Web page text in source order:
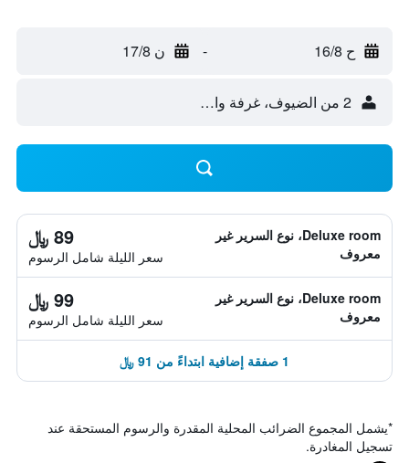
ح 16/8 - ن 17/8
2 من الضيوف، غرفة واحدة
Deluxe room، نوع السرير غير
معروف
89 ﷼
سعر الليلة شامل الرسوم
Deluxe room، نوع السرير غير
معروف
99 ﷼
سعر الليلة شامل الرسوم
1 صفقة إضافية ابتداءً من 91 ﷼
*يشمل المجموع الضرائب المحلية المقدرة والرسوم المستحقة عند
تسجيل المغادرة.